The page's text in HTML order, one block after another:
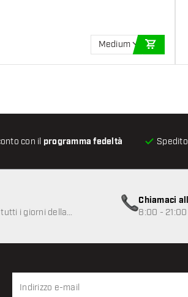
Medium
con il programma fedeltà
clienti non disponibile
i giorni della
Chiamaci
8:00 -